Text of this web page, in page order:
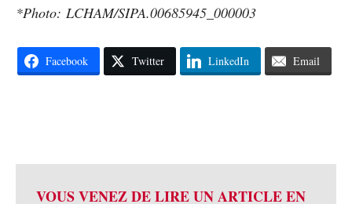
*Photo: LCHAM/SIPA.00685945_000003
Facebook Twitter LinkedIn Email
VOUS VENEZ DE LIRE UN ARTICLE EN